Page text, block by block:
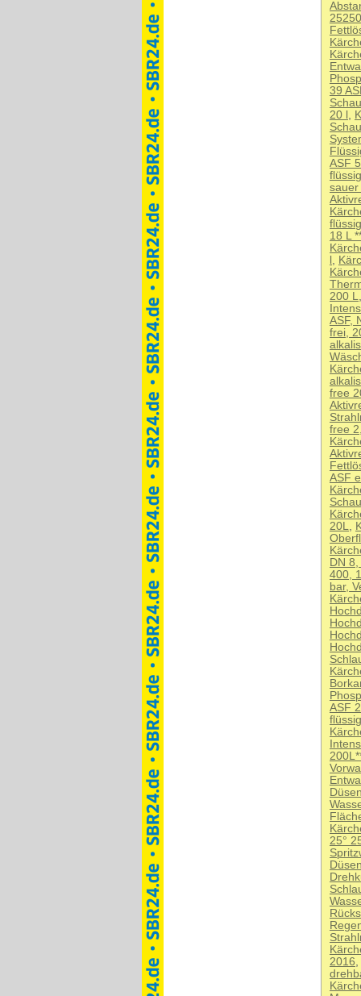
39
20 l ,
ASF
sauer
18 L
,
200 L
ASF,
frei,
free
free
ASF
20L,
DN
400,
bar,
ASF
25°
2016,